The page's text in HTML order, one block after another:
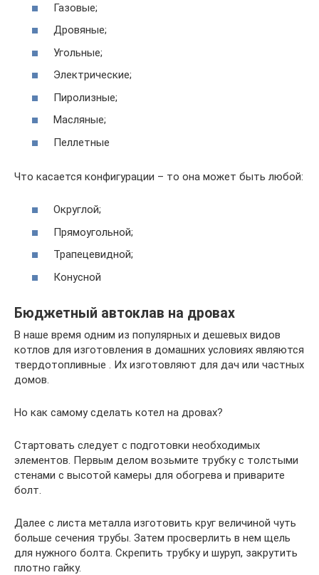
Газовые;
Дровяные;
Угольные;
Электрические;
Пиролизные;
Масляные;
Пеллетные
Что касается конфигурации – то она может быть любой:
Округлой;
Прямоугольной;
Трапецевидной;
Конусной
Бюджетный автоклав на дровах
В наше время одним из популярных и дешевых видов
котлов для изготовления в домашних условиях являются
твердотопливные . Их изготовляют для дач или частных
домов.
Но как самому сделать котел на дровах?
Стартовать следует с подготовки необходимых
элементов. Первым делом возьмите трубку с толстыми
стенами с высотой камеры для обогрева и приварите
болт.
Далее с листа металла изготовить круг величиной чуть
больше сечения трубы. Затем просверлить в нем щель
для нужного болта. Скрепить трубку и шуруп, закрутить
плотно гайку.